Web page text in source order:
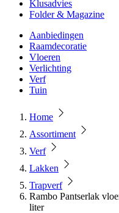
Klusadvies
Folder & Magazine
Aanbiedingen
Raamdecoratie
Vloeren
Verlichting
Verf
Tuin
Home
Assortiment
Verf
Lakken
Trapverf
Rambo Pantserlak
liter